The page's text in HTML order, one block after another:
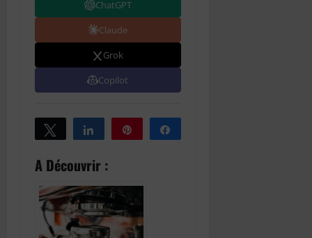
ChatGPT
Claude
Grok
Copilot
Tweetez Partagez Épingle
A Découvrir :